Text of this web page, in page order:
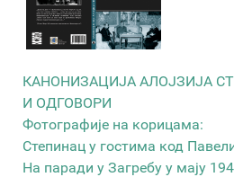
КАНОНИЗАЦИЈА АЛОЈЗИЈА
И ОДГОВОРИ
Фотографије на корицама:
Степинац у гостима код
На паради у Загребу у мају